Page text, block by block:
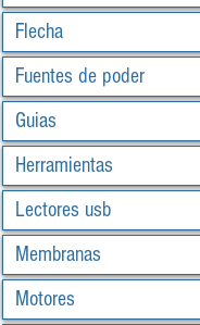
Flecha
Fuentes de poder
Guias
Herramientas
Lectores usb
Membranas
Motores